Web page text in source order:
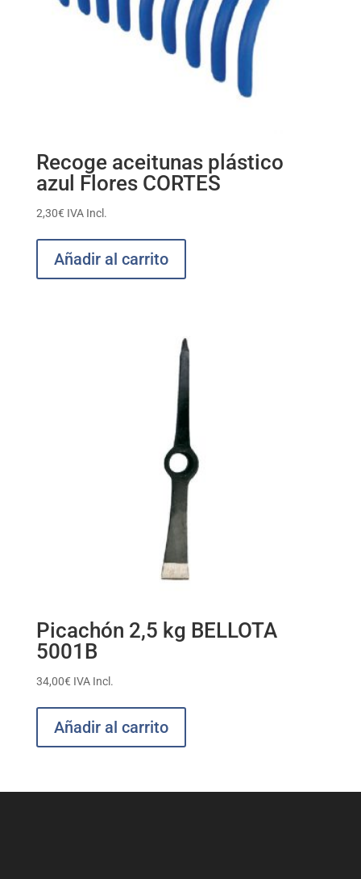
Recoge aceitunas plástico
azul Flores CORTES
2,30€ IVA Incl.
Añadir al carrito
Picachón 2,5 kg BELLOTA
5001B
34,00€ IVA Incl.
Añadir al carrito